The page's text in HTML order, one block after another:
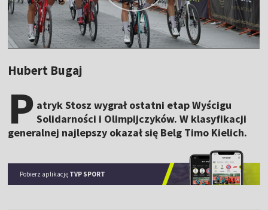
Hubert Bugaj
P atryk Stosz wygrał ostatni etap Wyścigu
Solidarności i Olimpijczyków. W klasyfikacji
generalnej najlepszy okazał się Belg Timo Kielich.
Pobierz aplikację TVP SPORT